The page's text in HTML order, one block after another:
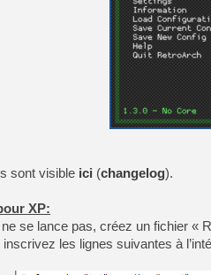
sont visible ici (changelog).
XP:
ne se lance pas, créez un fichier «
les lignes suivantes à